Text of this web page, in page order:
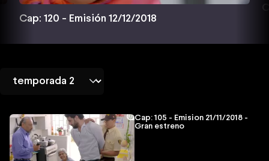
Cap: 120 - Emisión 12/12/2018
Cap: 105 - Emision 21/11/2018 -
Gran estreno